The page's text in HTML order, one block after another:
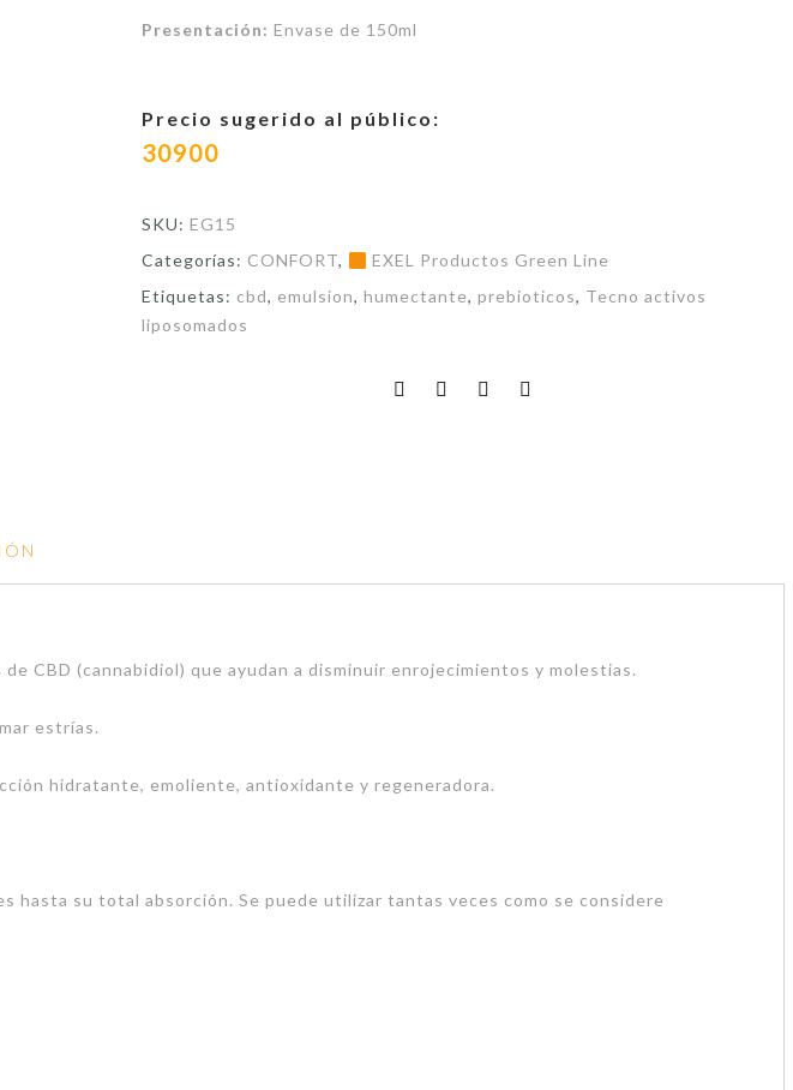
Presentación: Envase de 150ml
Precio sugerido al público:
30900
SKU:EG15
Categorías: CONFORT,
EXEL Productos Green Line
Etiquetas: cbd, emulsion,humectante,prebioticos, Tecno activos
liposomados
CBD (cannabidiol) que ayudan a disminuir enrojecimientos y molestias.
estrías.
hidratante, emoliente, antioxidante y regeneradora.
hasta su total absorción. Se puede utilizar tantas veces como se considere